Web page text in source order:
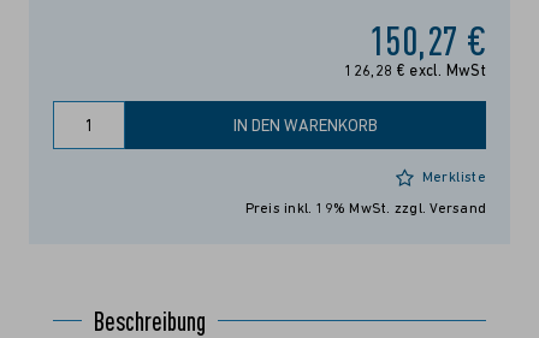
150,27 €
126,28 € excl. MwSt
IN DEN WARENKORB
Merkliste
Preis inkl. 19% MwSt. zzgl. Versand
Beschreibung